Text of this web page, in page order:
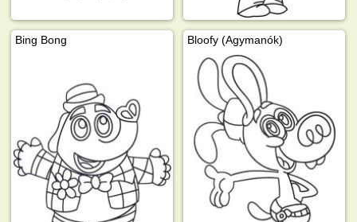
Bing Bong Bloofy (Agymanók)